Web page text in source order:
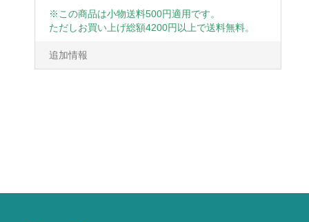
※この商品は小物送料500円適用です。
ただしお買い上げ総額4200円以上で送料無料。
追加情報